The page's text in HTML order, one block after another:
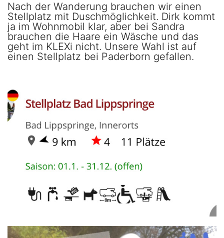
Nach der Wanderung brauchen wir einen
Stellplatz mit Duschmöglichkeit. Dirk kommt
ja im Wohnmobil klar, aber bei Sandra
brauchen die Haare ein Wäsche und das
geht im KLEXi nicht. Unsere Wahl ist auf
einen Stellplatz bei Paderborn gefallen.